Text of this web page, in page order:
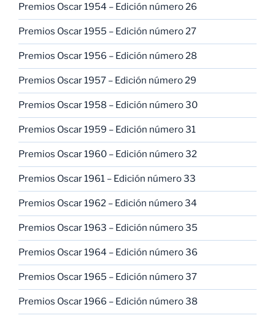
Premios Oscar 1954 – Edición número 26
Premios Oscar 1955 – Edición número 27
Premios Oscar 1956 – Edición número 28
Premios Oscar 1957 – Edición número 29
Premios Oscar 1958 – Edición número 30
Premios Oscar 1959 – Edición número 31
Premios Oscar 1960 – Edición número 32
Premios Oscar 1961 – Edición número 33
Premios Oscar 1962 – Edición número 34
Premios Oscar 1963 – Edición número 35
Premios Oscar 1964 – Edición número 36
Premios Oscar 1965 – Edición número 37
Premios Oscar 1966 – Edición número 38